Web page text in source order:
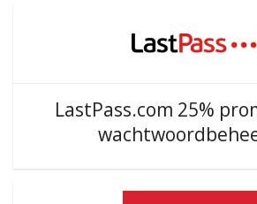
LastPass.com 25%